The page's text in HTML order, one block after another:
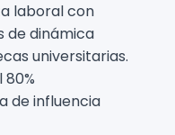
laboral con
de dinámica
universitarias.
de influencia